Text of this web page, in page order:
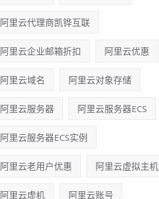
阿里云代理商凯铧互联
阿里云企业邮箱折扣 阿里云优惠
阿里云域名 阿里云对象存储
阿里云服务器 阿里云服务器ECS
阿里云服务器ECS实例
阿里云老用户优惠 阿里云虚拟主机
阿里云虚机 阿里云账号